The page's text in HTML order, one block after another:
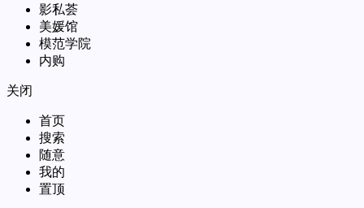
影私荟
美媛馆
模范学院
内购
关闭
首页
搜索
随意
我的
置顶